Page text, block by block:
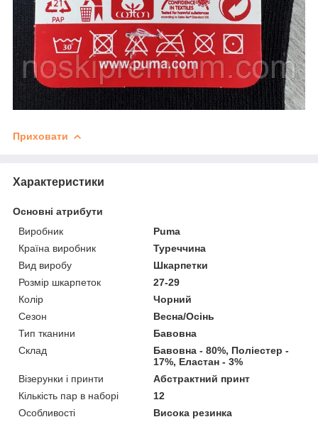
Приховати
Характеристики
Основні атрибути
Виробник
Puma
Країна виробник
Туреччина
Вид виробу
Шкарпетки
Розмір шкарпеток
27-29
Колір
Чорний
Сезон
Весна/Осінь
Тип тканини
Бавовна
Склад
Бавовна - 80%, Поліестер -
17%, Еластан - 3%
Візерунки і принти
Абстрактний принт
Кількість пар в наборі
12
Особливості
Висока резинка